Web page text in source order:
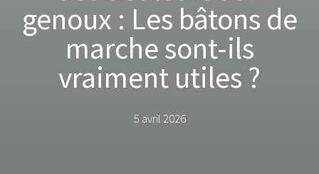
genoux : Les bâtons de
marche sont-ils
vraiment utiles ?
5 avril 2026